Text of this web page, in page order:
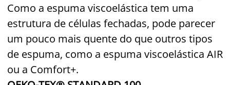
Como a espuma viscoelástica tem uma
estrutura de células fechadas, pode parecer
um pouco mais quente do que outros tipos
de espuma, como a espuma viscoelástica AIR
ou a Comfort+.